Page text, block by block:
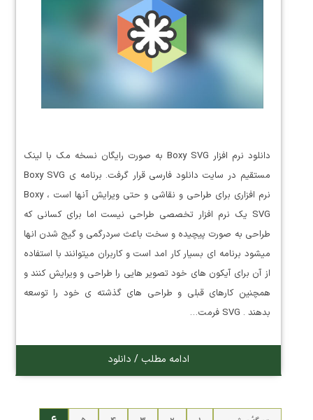
دانلود نرم افزار Boxy SVG به صورت رایگان نسخه مک با لینک
مستقیم در سایت دانلود فارسی قرار گرفت. برنامه ی Boxy SVG
نرم افزاری برای طراحی و نقاشی و حتی ویرایش آنها است ، Boxy
SVG یک نرم افزار تخصصی طراحی نیست اما برای کسانی که
طراحی به صورت پیچیده و سخت باعث سردرگمی و گیج شدن انها
میشود برنامه ای بسیار کار امد است و کاربران میتوانند با استفاده
از آن برای آیکون های خود تصویر هایی را طراحی و ویرایش کنند و
همچنین کارهای قبلی و طراحی های گذشته ی خود را توسعه
بدهند . SVG فرمت…
ادامه مطلب / دانلود